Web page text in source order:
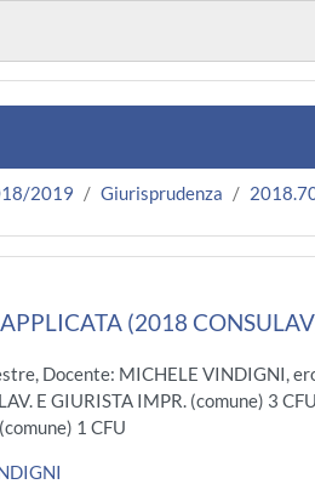
2019 Giurisprudenza
(2018
Docente: MICHELE VINDIGNI,
E GIURISTA IMPR. (comune) 3 CFU,
1 CFU